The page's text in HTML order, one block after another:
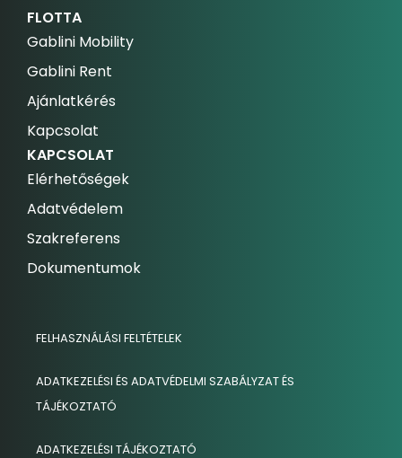
FLOTTA
Gablini Mobility
Gablini Rent
Ajánlatkérés
Kapcsolat
KAPCSOLAT
Elérhetőségek
Adatvédelem
Szakreferens
Dokumentumok
FELHASZNÁLÁSI FELTÉTELEK
ADATKEZELÉSI ÉS ADATVÉDELMI SZABÁLYZAT ÉS
TÁJÉKOZTATÓ
ADATKEZELÉSI TÁJÉKOZTATÓ